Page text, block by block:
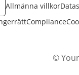
Allmänna villkor
Compliance
©